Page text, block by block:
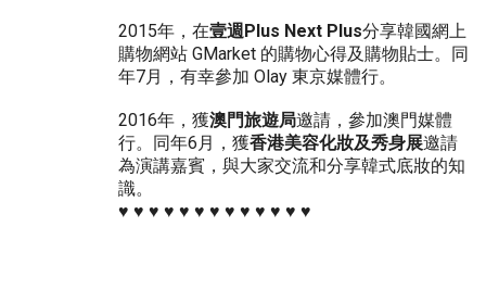
2015年，在壹週Plus Next Plus分享韓國網上
購物網站 GMarket 的購物心得及購物貼士。同
年7月，有幸參加 Olay 東京媒體行。
2016年，獲澳門旅遊局邀請，參加澳門媒體
行。同年6月，獲香港美容化妝及秀身展邀請
為演講嘉賓，與大家交流和分享韓式底妝的知
識。
♥ ♥ ♥ ♥ ♥ ♥ ♥ ♥ ♥ ♥ ♥ ♥ ♥